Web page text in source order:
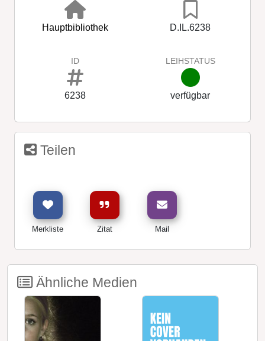
Hauptbibliothek D.IL.6238
ID
6238
LEIHSTATUS
verfügbar
Teilen
Merkliste Zitat Mail
Ähnliche Medien